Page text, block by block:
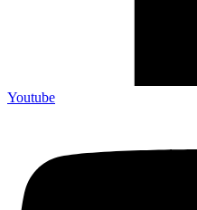
Youtube